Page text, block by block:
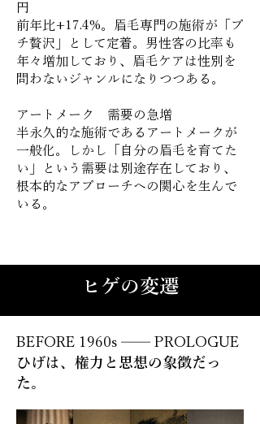
円
前年比+17.4%。眉毛専門の施術が「プ
チ贅沢」として定着。男性客の比率も
年々増加しており、眉毛ケアは性別を
問わないジャンルになりつつある。
アートメーク 需要の急増
半永久的な施術であるアートメークが
一般化。しかし「自分の眉毛を育てた
い」という需要は別途存在しており、
根本的なアプローチへの関心を生んで
いる。
ヒゲの変遷
BEFORE 1960s ── PROLOGUE
ひげは、権力と思想の象徴だっ
た。